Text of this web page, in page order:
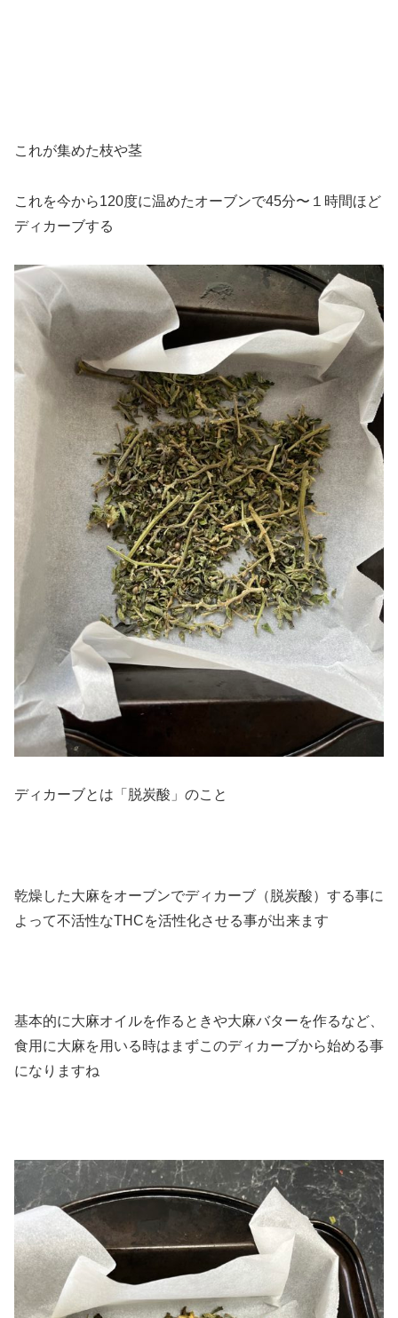
これが集めた枝や茎
これを今から120度に温めたオーブンで45分〜１時間ほど
ディカーブする
ディカーブとは「脱炭酸」のこと
乾燥した大麻をオーブンでディカーブ（脱炭酸）する事に
よって不活性なTHCを活性化させる事が出来ます
基本的に大麻オイルを作るときや大麻バターを作るなど、
食用に大麻を用いる時はまずこのディカーブから始める事
になりますね